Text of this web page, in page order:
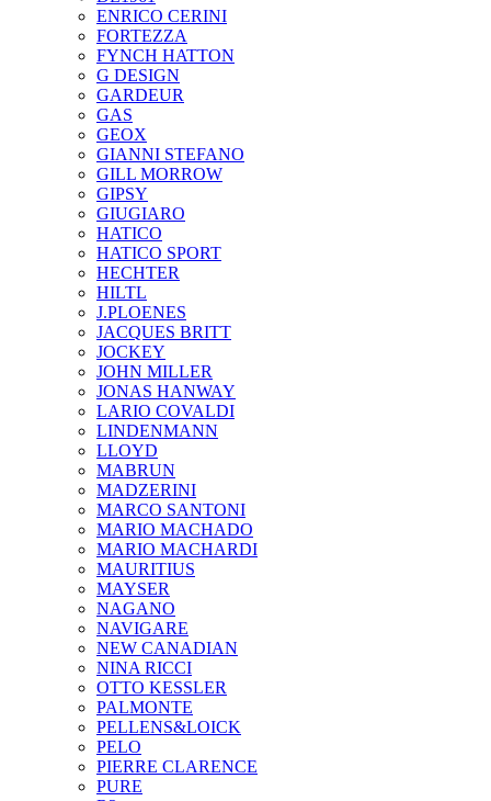
ENRICO CERINI
FORTEZZA
FYNCH HATTON
G DESIGN
GARDEUR
GAS
GEOX
GIANNI STEFANO
GILL MORROW
GIPSY
GIUGIARO
HATICO
HATICO SPORT
HECHTER
HILTL
J.PLOENES
JAСQUES BRITT
JOCKEY
JOHN MILLER
JONAS HANWAY
LARIO COVALDI
LINDENMANN
LLOYD
MABRUN
MADZERINI
MARCO SANTONI
MARIO MACHADO
MARIO MACHARDI
MAURITIUS
MAYSER
NAGANO
NAVIGARE
NEW CANADIAN
NINA RICCI
OTTO KESSLER
PALMONTE
PELLENS&LOICK
PELO
PIERRE CLARENCE
PURE